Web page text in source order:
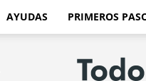
AYUDAS PRIMEROS